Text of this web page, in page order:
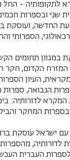
לתקופותיה - החל
שני ובספרות
החדשה, ועוסקת
הספרותי
במגוון תחומים
המזרח הקדום, חקר
העיון
הנבואה, ספרות
המקרא לדורותיה:
ובספרות המחקר
עם ישראל עוסקת
לדורותיה,
העברית